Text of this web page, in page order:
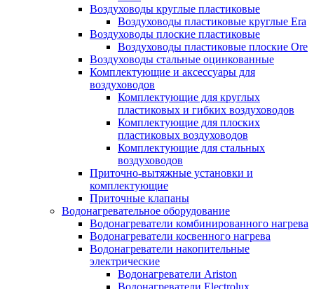
Воздуховоды круглые пластиковые
Воздуховоды пластиковые круглые Era
Воздуховоды плоские пластиковые
Воздуховоды пластиковые плоские Ore
Воздуховоды стальные оцинкованные
Комплектующие и аксессуары для
воздуховодов
Комплектующие для круглых
пластиковых и гибких воздуховодов
Комплектующие для плоских
пластиковых воздуховодов
Комплектующие для стальных
воздуховодов
Приточно-вытяжные установки и
комплектующие
Приточные клапаны
Водонагревательное оборудование
Водонагреватели комбинированного нагрева
Водонагреватели косвенного нагрева
Водонагреватели накопительные
электрические
Водонагреватели Ariston